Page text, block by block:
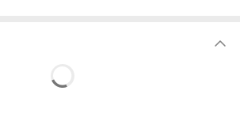
オプション品は付属しません。